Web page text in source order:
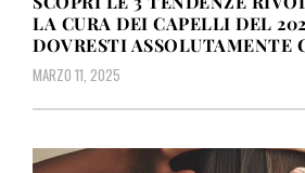
LA CURA DEI CAPELLI DEL
DOVRESTI ASSOLUTAMENTE
MARZO 11, 2025